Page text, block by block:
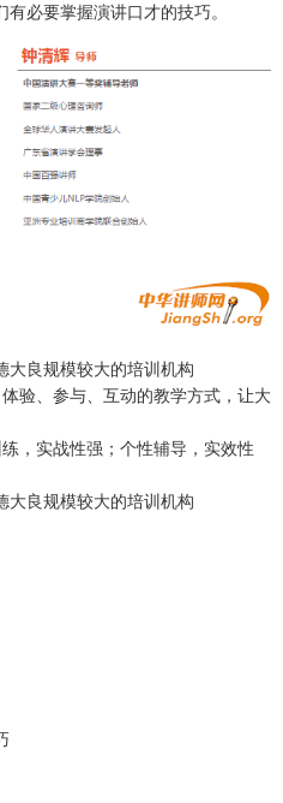
必要掌握演讲口才的技巧。
大良规模较大的培训机构
验、参与、互动的教学方式，让大
，实战性强；个性辅导，实效性
大良规模较大的培训机构